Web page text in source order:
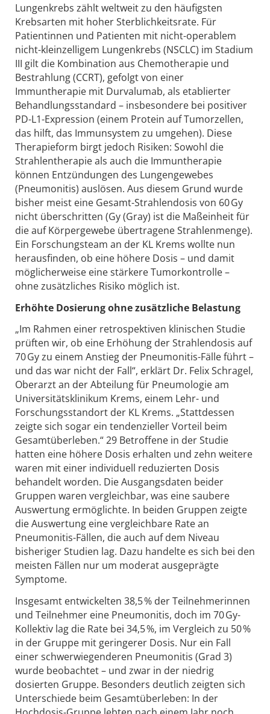
Lungenkrebs zählt weltweit zu den häufigsten
Krebsarten mit hoher Sterblichkeitsrate. Für
Patientinnen und Patienten mit nicht-operablem
nicht-kleinzelligem Lungenkrebs (NSCLC) im Stadium
III gilt die Kombination aus Chemotherapie und
Bestrahlung (CCRT), gefolgt von einer
Immuntherapie mit Durvalumab, als etablierter
Behandlungsstandard – insbesondere bei positiver
PD-L1-Expression (einem Protein auf Tumorzellen,
das hilft, das Immunsystem zu umgehen). Diese
Therapieform birgt jedoch Risiken: Sowohl die
Strahlentherapie als auch die Immuntherapie
können Entzündungen des Lungengewebes
(Pneumonitis) auslösen. Aus diesem Grund wurde
bisher meist eine Gesamt-Strahlendosis von 60 Gy
nicht überschritten (Gy (Gray) ist die Maßeinheit für
die auf Körpergewebe übertragene Strahlenmenge).
Ein Forschungsteam an der KL Krems wollte nun
herausfinden, ob eine höhere Dosis – und damit
möglicherweise eine stärkere Tumorkontrolle –
ohne zusätzliches Risiko möglich ist.
Erhöhte Dosierung ohne zusätzliche Belastung
„Im Rahmen einer retrospektiven klinischen Studie
prüften wir, ob eine Erhöhung der Strahlendosis auf
70 Gy zu einem Anstieg der Pneumonitis-Fälle führt –
und das war nicht der Fall“, erklärt Dr. Felix Schragel,
Oberarzt an der Abteilung für Pneumologie am
Universitätsklinikum Krems, einem Lehr- und
Forschungsstandort der KL Krems. „Stattdessen
zeigte sich sogar ein tendenzieller Vorteil beim
Gesamtüberleben.“ 29 Betroffene in der Studie
hatten eine höhere Dosis erhalten und zehn weitere
waren mit einer individuell reduzierten Dosis
behandelt worden. Die Ausgangsdaten beider
Gruppen waren vergleichbar, was eine saubere
Auswertung ermöglichte. In beiden Gruppen zeigte
die Auswertung eine vergleichbare Rate an
Pneumonitis-Fällen, die auch auf dem Niveau
bisheriger Studien lag. Dazu handelte es sich bei den
meisten Fällen nur um moderat ausgeprägte
Symptome.
Insgesamt entwickelten 38,5 % der Teilnehmerinnen
und Teilnehmer eine Pneumonitis, doch im 70 Gy-
Kollektiv lag die Rate bei 34,5 %, im Vergleich zu 50 %
in der Gruppe mit geringerer Dosis. Nur ein Fall
einer schwerwiegenderen Pneumonitis (Grad 3)
wurde beobachtet – und zwar in der niedrig
dosierten Gruppe. Besonders deutlich zeigten sich
Unterschiede beim Gesamtüberleben: In der